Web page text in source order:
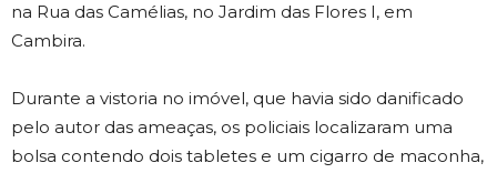
na Rua das Camélias, no Jardim das Flores I, em
Cambira.
Durante a vistoria no imóvel, que havia sido danificado
pelo autor das ameaças, os policiais localizaram uma
bolsa contendo dois tabletes e um cigarro de maconha,